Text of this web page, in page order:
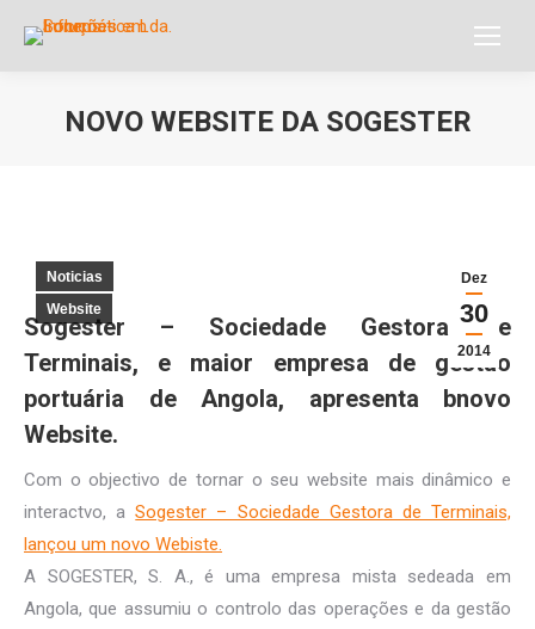
NOVO WEBSITE DA SOGESTER
Dez
30
2014
Noticias
Website
Sogester – Sociedade Gestora de
Terminais, e maior empresa de gestão
portuária de Angola, apresenta bnovo
Website.
Com o objectivo de tornar o seu website mais dinâmico e
interactvo, aSogester – Sociedade Gestora de Terminais,
lançou um novo Webiste.
A SOGESTER, S. A., é uma empresa mista sedeada em
Angola, que assumiu o controlo das operações e da gestão